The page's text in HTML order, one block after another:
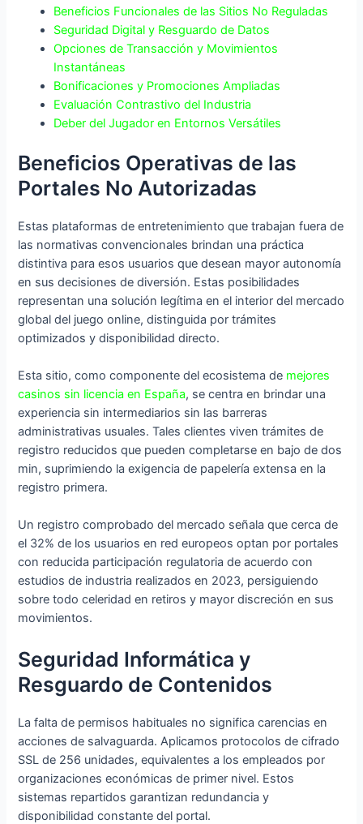
Beneficios Funcionales de las Sitios No Reguladas
Seguridad Digital y Resguardo de Datos
Opciones de Transacción y Movimientos
Instantáneas
Bonificaciones y Promociones Ampliadas
Evaluación Contrastivo del Industria
Deber del Jugador en Entornos Versátiles
Beneficios Operativas de las
Portales No Autorizadas
Estas plataformas de entretenimiento que trabajan fuera de
las normativas convencionales brindan una práctica
distintiva para esos usuarios que desean mayor autonomía
en sus decisiones de diversión. Estas posibilidades
representan una solución legítima en el interior del mercado
global del juego online, distinguida por trámites
optimizados y disponibilidad directo.
Esta sitio, como componente del ecosistema de mejores
casinos sin licencia en España, se centra en brindar una
experiencia sin intermediarios sin las barreras
administrativas usuales. Tales clientes viven trámites de
registro reducidos que pueden completarse en bajo de dos
min, suprimiendo la exigencia de papelería extensa en la
registro primera.
Un registro comprobado del mercado señala que cerca de
el 32% de los usuarios en red europeos optan por portales
con reducida participación regulatoria de acuerdo con
estudios de industria realizados en 2023, persiguiendo
sobre todo celeridad en retiros y mayor discreción en sus
movimientos.
Seguridad Informática y
Resguardo de Contenidos
La falta de permisos habituales no significa carencias en
acciones de salvaguarda. Aplicamos protocolos de cifrado
SSL de 256 unidades, equivalentes a los empleados por
organizaciones económicas de primer nivel. Estos
sistemas repartidos garantizan redundancia y
disponibilidad constante del portal.